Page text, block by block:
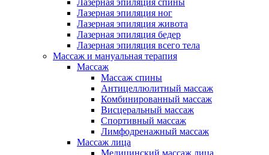
Лазерная эпиляция спины
Лазерная эпиляция ног
Лазерная эпиляция живота
Лазерная эпиляция бедер
Лазерная эпиляция всего тела
Массаж и мануальная терапия
Массаж
Массаж спины
Антицеллюлитный массаж
Комбинированный массаж
Висцеральный массаж
Спортивный массаж
Лимфодренажный массаж
Массаж лица
Медицинский массаж лица